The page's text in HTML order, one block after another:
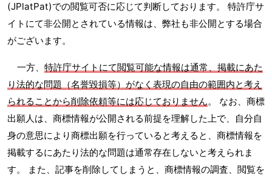
(JPlatPat)での閲覧可否に応じて判断しております。 特許庁サ
イトにて非公開とされている情報は、弊社も非公開とする場合
がございます。
一方、 特許庁サイトにて閲覧可能な情報は通常、掲載にあた
り法的な問題（名誉毀損等）がなく表現の自由の範囲内と考え
られることから削除依頼等には応じておりません。 なお、商標
出願人は、商標情報が公開される前提を理解した上で、自分自
身の意思により商標出願を行っていると考えると、商標情報を
掲載するにあたり法的な問題は通常存在しないと考えられま
す。 また、記事を削除してしまうと、商標情報の調査、閲覧を